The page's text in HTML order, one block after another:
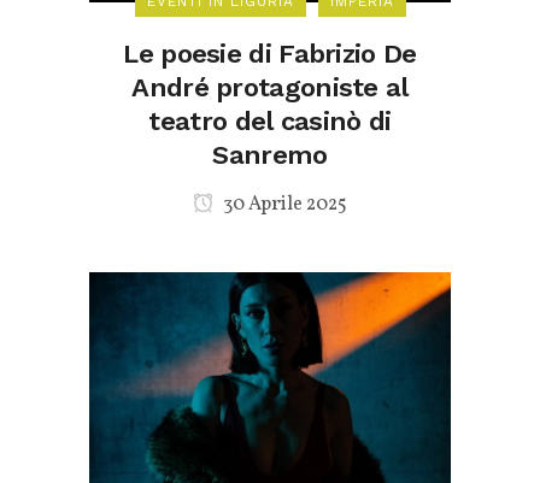
Le poesie di Fabrizio De
André protagoniste al
teatro del casinò di
Sanremo
30 Aprile 2025